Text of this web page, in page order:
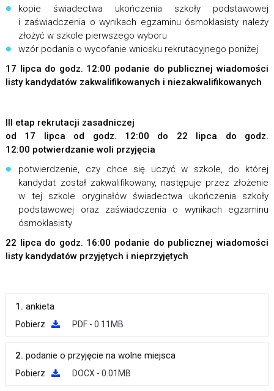
kopie świadectwa ukończenia szkoły podstawowej
i zaświadczenia o wynikach egzaminu ósmoklasisty należy
złożyć w szkole pierwszego wyboru
wzór podania o wycofanie wniosku rekrutacyjnego poniżej
17 lipca do godz. 12:00 podanie do publicznej wiadomości
listy kandydatów zakwalifikowanych i niezakwalifikowanych
III etap rekrutacji zasadniczej
od 17 lipca od godz. 12:00 do 22 lipca do godz.
12:00 potwierdzanie woli przyjęcia
potwierdzenie, czy chce się uczyć w szkole, do której
kandydat został zakwalifikowany, następuje przez złożenie
w tej szkole oryginałów świadectwa ukończenia szkoły
podstawowej oraz zaświadczenia o wynikach egzaminu
ósmoklasisty
22 lipca do godz. 16:00 podanie do publicznej wiadomości
listy kandydatów przyjętych i nieprzyjętych
1. ankieta
Pobierz PDF - 0.11MB
2. podanie o przyjęcie na wolne miejsca
Pobierz DOCX - 0.01MB